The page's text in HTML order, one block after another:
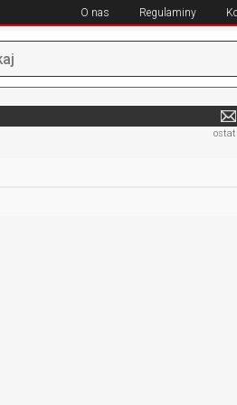
O nas Regulaminy